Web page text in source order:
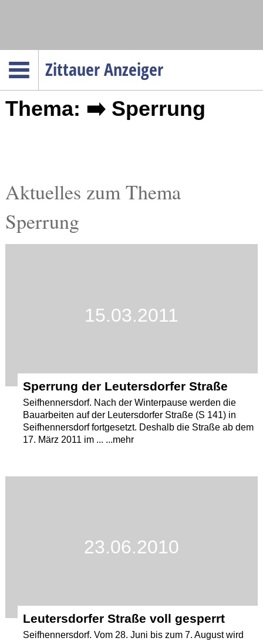
Zittauer Anzeiger
Menüpunkte
Startseite
Verkehr
Gesundheit
Thema: ➡️ Sperrung
Aktuelles zum Thema
Sperrung
15.03.2011
Sperrung der Leutersdorfer Straße
Seifhennersdorf. Nach der Winterpause werden die
Bauarbeiten auf der Leutersdorfer Straße (S 141) in
Seifhennersdorf fortgesetzt. Deshalb die Straße ab dem
17. März 2011 im ... ...mehr
23.06.2010
Leutersdorfer Straße voll gesperrt
Seifhennersdorf. Vom 28. Juni bis zum 7. August wird